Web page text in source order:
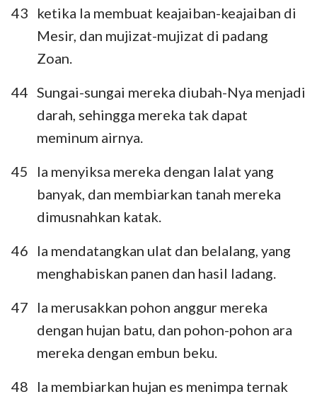
78
79 80 81 82 83
84
85
86 87 88 89 90
92
99
100 101 102 103 104
105
106
107 108 109 110 111
113
114 115
120
121 122 123 124 125
126
127
128 129 130 131 132
133
141
142 143 144 145 146
147
150
43
ketika Ia membuat keajaiban-keajaiban di
Mesir, dan mujizat-mujizat di padang
Zoan.
44 Sungai-sungai mereka diubah-Nya menjadi
darah, sehingga mereka tak dapat
meminum airnya.
45
Ia menyiksa mereka dengan lalat yang
banyak, dan membiarkan tanah mereka
dimusnahkan katak.
46
Ia mendatangkan ulat dan belalang, yang
menghabiskan panen dan hasil ladang.
47
Ia merusakkan pohon anggur mereka
dengan hujan batu, dan pohon-pohon ara
mereka dengan embun beku.
48
Ia membiarkan hujan es menimpa ternak